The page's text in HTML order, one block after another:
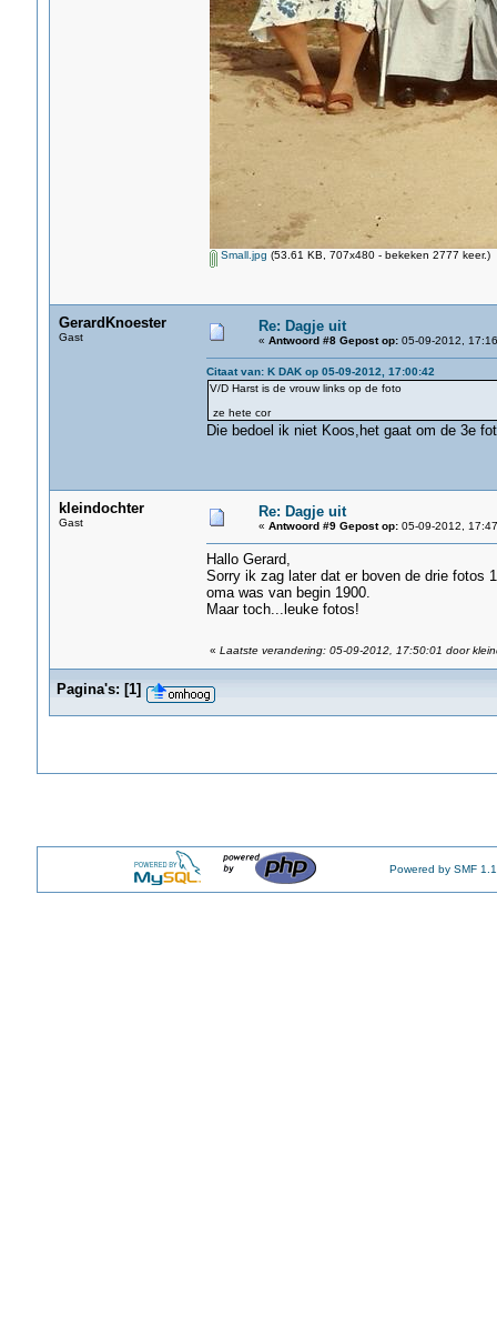
Small.jpg (53.61 KB, 707x480 - bekeken 2777 keer.)
GerardKnoester
Gast
Re: Dagje uit
« Antwoord #8 Gepost op:05-09-2012,
Citaat van: K DAK op 05-09-2012, 17:00:42
V/D Harst is de vrouw links op de foto
ze hete cor
Die bedoel ik niet Koos,het gaat om de 3e
kleindochter
Gast
Re: Dagje uit
« Antwoord #9 Gepost op:05-09-2012,
Hallo Gerard,
Sorry ik zag later dat er boven de drie fotos
oma was van begin 1900.
Maar toch...leuke fotos!
« Laatste verandering: 05-09-2012, 17:50:01 door
Pagina's: [1]
Powered by SMF